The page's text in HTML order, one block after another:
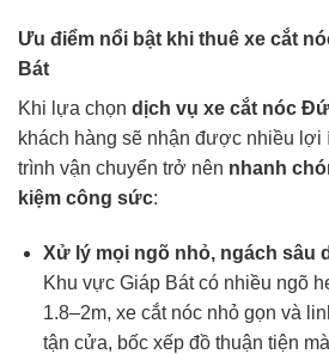
Ưu điểm nổi bật khi thuê xe cắt
Bát
Khi lựa chọn dịch vụ xe cắt nóc
khách hàng sẽ nhận được nhiều lợi
trình vận chuyển trở nên nhanh
kiệm công sức:
Xử lý mọi ngõ nhỏ, ngách sâu
Khu vực Giáp Bát có nhiều ngõ
1.8–2m, xe cắt nóc nhỏ gọn và
tận cửa, bốc xếp đồ thuận tiện